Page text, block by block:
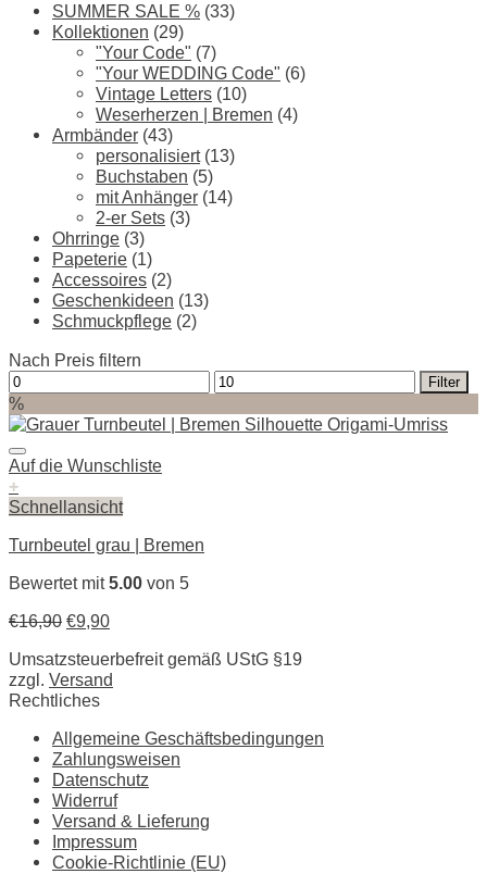
SUMMER SALE % (33)
Kollektionen (29)
"Your Code" (7)
"Your WEDDING Code" (6)
Vintage Letters (10)
Weserherzen | Bremen (4)
Armbänder (43)
personalisiert (13)
Buchstaben (5)
mit Anhänger (14)
2-er Sets (3)
Ohrringe (3)
Papeterie (1)
Accessoires (2)
Geschenkideen (13)
Schmuckpflege (2)
Nach Preis filtern
Min.
Preis
Max.
Preis
Filter
%
Auf die Wunschliste
+
Schnellansicht
Turnbeutel grau | Bremen
Bewertet mit5.00 von 5
€16,90 €9,90
Umsatzsteuerbefreit gemäß UStG §19
zzgl. Versand
Rechtliches
Allgemeine Geschäftsbedingungen
Zahlungsweisen
Datenschutz
Widerruf
Versand & Lieferung
Impressum
Cookie-Richtlinie (EU)